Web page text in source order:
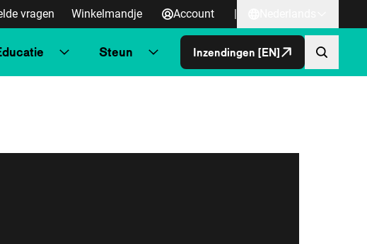
vragen Winkelmandje Account |
Steun Inzendingen [EN]